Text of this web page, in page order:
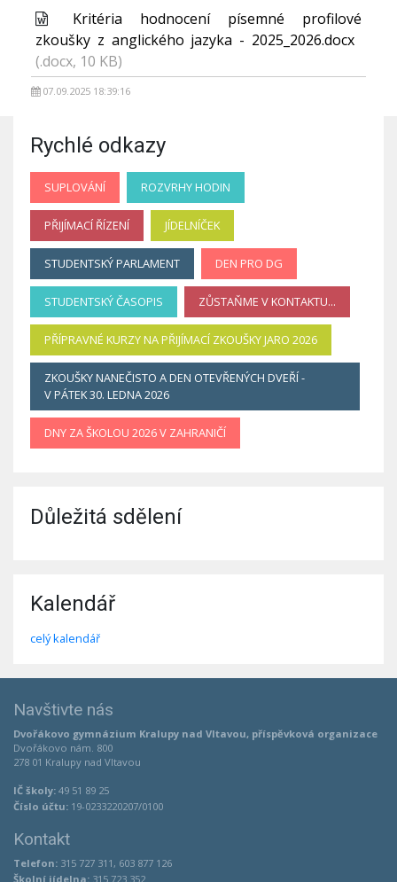
Kritéria hodnocení písemné profilové
zkoušky z anglického jazyka - 2025_2026.docx
(.docx, 10 KB)
07.09.2025 18:39:16
Rychlé odkazy
SUPLOVÁNÍ ROZVRHY HODIN
PŘIJÍMACÍ ŘÍZENÍ JÍDELNÍČEK
STUDENTSKÝ PARLAMENT DEN PRO DG
STUDENTSKÝ ČASOPIS ZŮSTAŇME V KONTAKTU...
PŘÍPRAVNÉ KURZY NA PŘIJÍMACÍ ZKOUŠKY JARO 2026
ZKOUŠKY NANEČISTO A DEN OTEVŘENÝCH DVEŘÍ -
V PÁTEK 30. LEDNA 2026
DNY ZA ŠKOLOU 2026 V ZAHRANIČÍ
Důležitá sdělení
Kalendář
celý kalendář
Navštivte nás
Dvořákovo gymnázium Kralupy nad Vltavou, příspěvková organizace
Dvořákovo nám. 800
278 01 Kralupy nad Vltavou
IČ školy: 49 51 89 25
Číslo účtu: 19-0233220207/0100
Kontakt
Telefon: 315 727 311, 603 877 126
Školní jídelna: 315 723 352